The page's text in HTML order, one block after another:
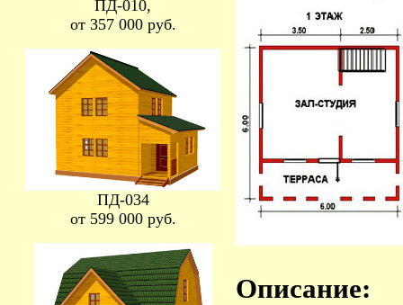
ПД-010,
от 357 000 руб.
ПД-034
от 599 000 руб.
Описание: